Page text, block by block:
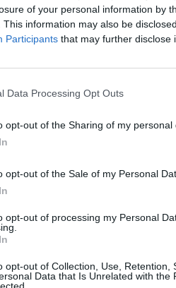
of your personal information by
This information may also be
Participants that may further disclose
Data Processing Opt Outs
opt-out of the Sharing of my personal
opt-out of the Sale of my Personal
opt-out of processing my Personal
opt-out of Collection, Use, Retention,
Data that Is Unrelated with the
dieses besonderen